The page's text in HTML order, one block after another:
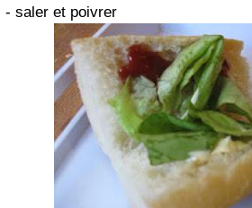
- saler et poivrer